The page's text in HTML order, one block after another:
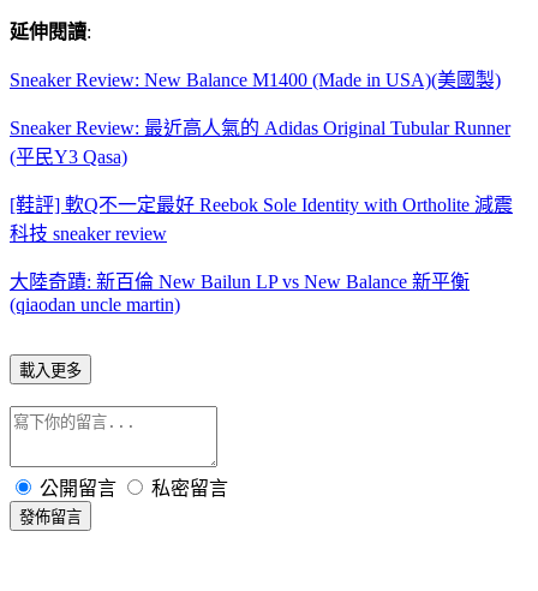
延伸閱讀:
Sneaker Review: New Balance M1400 (Made in USA)(美國製)
Sneaker Review: 最近高人氣的 Adidas Original Tubular Runner
(平民Y3 Qasa)
[鞋評] 軟Q不一定最好 Reebok Sole Identity with Ortholite 減震
科技 sneaker review
大陸奇蹟: 新百倫 New Bailun LP vs New Balance 新平衡
(qiaodan uncle martin)
載入更多
公開留言 私密留言
發佈留言